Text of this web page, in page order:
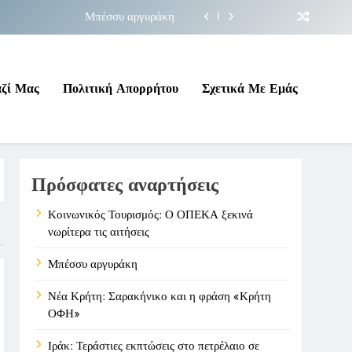
Μπέσσυ αργυράκη
επικίνδυνη γεωπολιτική συγκυρία
Μπέσσυ αργυράκη
και η φράση «Κρήτη ΟΦΗ»
επικίνδυνη γεωπολιτική συγκυρία
Μας Πολιτική Απορρήτου Σχετικά Με Εμάς
Πρόσφατες αναρτήσεις
Κοινωνικός Τουρισμός: Ο ΟΠΕΚΑ ξεκινά
νωρίτερα τις αιτήσεις
Μπέσσυ αργυράκη
Νέα Κρήτη: Σαρακήνικο και η φράση «Κρήτη
ΟΦΗ»
Ιράκ: Τεράστιες εκπτώσεις στο πετρέλαιο σε